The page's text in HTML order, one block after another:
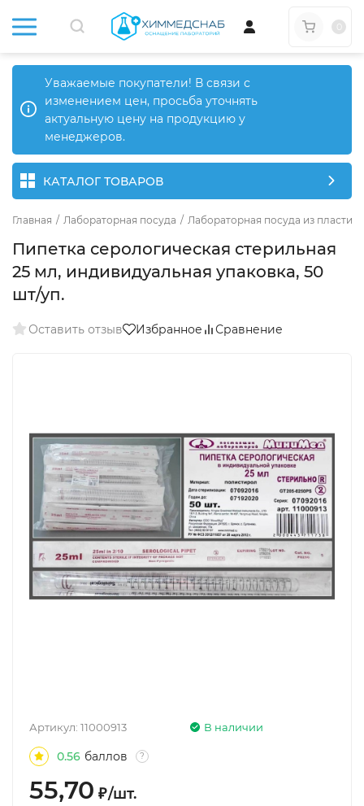
Уважаемые покупатели! В связи с
изменением цен, просьба уточнять
актуальную цену на продукцию у
менеджеров.
КАТАЛОГ ТОВАРОВ
Главная / Лабораторная посуда / Лабораторная посуда из пластика
Пипетка серологическая стерильная
25 мл, индивидуальная упаковка, 50
шт/уп.
Оставить отзыв Избранное Сравнение
В наличии
Артикул: 11000913
0.56 баллов ?
55,70 ₽/шт.